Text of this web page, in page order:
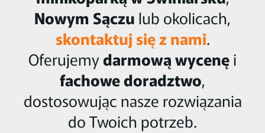
Nowym Sączu lub okolicach,
skontaktuj się z nami.
Oferujemydarmową wycenęi
fachowe doradztwo,
dostosowując nasze rozwiązania
do Twoich potrzeb.